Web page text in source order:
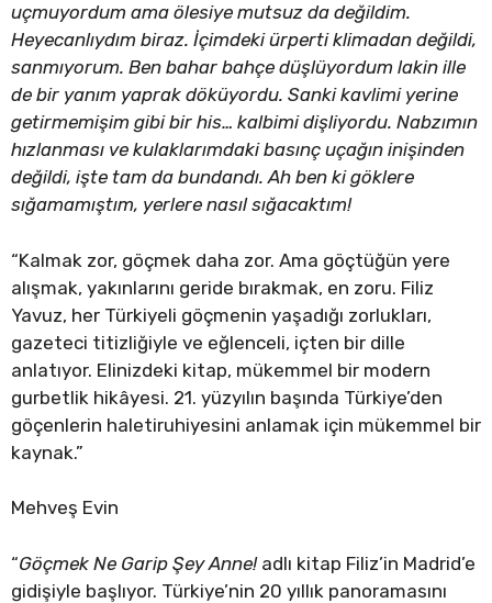
uçmuyordum ama ölesiye mutsuz da değildim.
Heyecanlıydım biraz. İçimdeki ürperti klimadan değildi,
sanmıyorum. Ben bahar bahçe düşlüyordum lakin ille
de bir yanım yaprak döküyordu. Sanki kavlimi yerine
getirmemişim gibi bir his… kalbimi dişliyordu. Nabzımın
hızlanması ve kulaklarımdaki basınç uçağın inişinden
değildi, işte tam da bundandı. Ah ben ki göklere
sığamamıştım, yerlere nasıl sığacaktım!
“Kalmak zor, göçmek daha zor. Ama göçtüğün yere
alışmak, yakınlarını geride bırakmak, en zoru. Filiz
Yavuz, her Türkiyeli göçmenin yaşadığı zorlukları,
gazeteci titizliğiyle ve eğlenceli, içten bir dille
anlatıyor. Elinizdeki kitap, mükemmel bir modern
gurbetlik hikâyesi. 21. yüzyılın başında Türkiye’den
göçenlerin haletiruhiyesini anlamak için mükemmel bir
kaynak.”
Mehveş Evin
“Göçmek Ne Garip Şey Anne!adlı kitap Filiz’in Madrid’e
gidişiyle başlıyor. Türkiye’nin 20 yıllık panoramasını